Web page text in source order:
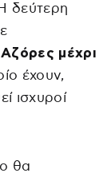
δεύτερη
μέχρι
έχουν,
ισχυροί
θα